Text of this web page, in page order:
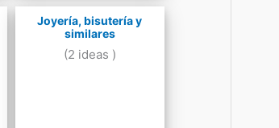
Joyería, bisutería y
similares
(2 ideas )